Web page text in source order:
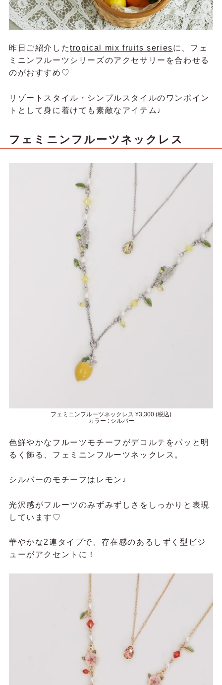
昨日ご紹介したtropical mix fruits seriesに、フェ
ミニンフルーツシリーズのアクセサリーを合わせる
のがおすすめ♡
リゾートスタイル・シンプルスタイルのワンポイン
トとして身に着けても素敵なアイテム♩
フェミニンフルーツネックレス
フェミニンフルーツネックレス ¥3,300 (税込)
カラー : シルバー
色鮮やかなフルーツモチーフがデコルテをパッと明
るく飾る、フェミニンフルーツネックレス。
シルバーのモチーフはレモン♩
光沢感がフルーツのみずみずしさをしっかりと表現
しています♡
華やかな2連タイプで、存在感のあるしずく型ビジ
ューがアクセントに！